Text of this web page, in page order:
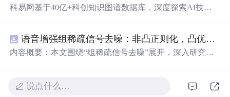
科易网基于40亿+科创知识图谱数据库，深度探索AI技术
新领域的AI+数智化解决方案，推动科技创新与产业创新
智能化发展。
语音增强组稀疏信号去噪：非凸正则化，凸优化研究（Matlab代码实现）
内容概要：本文围绕“组稀疏信号去噪”展开，深入研究了
则项克服传统稀疏恢复方法的局限性，从而在语音增强等
说点什么…